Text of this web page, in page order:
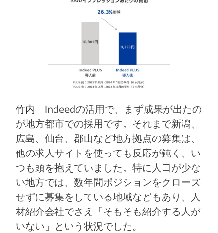
竹内 Indeedの活用で、まず成果が出たの
が地方都市での採用です。それまで新潟、
広島、仙台、郡山など地方拠点の募集は、
他の求人サイトを使っても反応が鈍く、い
つも頭を抱えていました。特に人口が少な
い地方では、数年間ポジションをクローズ
せずに募集をしている地域などもあり、人
材紹介会社でさえ「そもそも紹介する人が
いない」という状況でした。